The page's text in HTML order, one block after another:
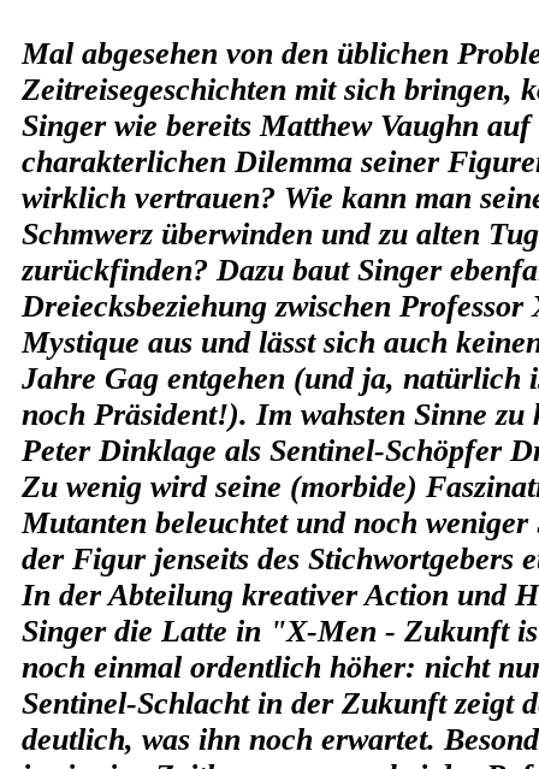
Mal abgesehen von den üblichen
Zeitreisegeschichten mit sich bringen,
Singer wie bereits Matthew Vaughn auf
charakterlichen Dilemma seiner
wirklich vertrauen? Wie kann man
Schmwerz überwinden und zu alten
zurückfinden? Dazu baut Singer
Dreiecksbeziehung zwischen
Mystique aus und lässt sich auch
Jahre Gag entgehen (und ja, natürlich
noch Präsident!). Im wahsten Sinne zu
Peter Dinklage als Sentinel-Schöpfer
Zu wenig wird seine (morbide)
Mutanten beleuchtet und noch weniger
der Figur jenseits des Stichwortgebers
In der Abteilung kreativer Action und
Singer die Latte in "X-Men - Zukunft
noch einmal ordentlich höher: nicht
Sentinel-Schlacht in der Zukunft zeigt
deutlich, was ihn noch erwartet.